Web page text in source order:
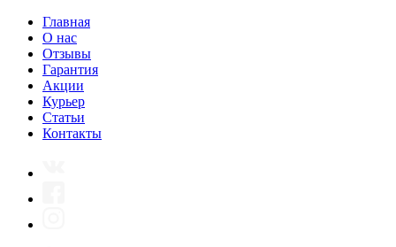
Главная
О нас
Отзывы
Гарантия
Акции
Курьер
Статьи
Контакты